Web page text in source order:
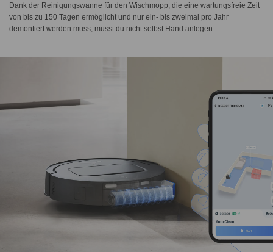
Dank der Reinigungswanne für den Wischmopp, die eine wartungsfreie Zeit
von bis zu 150 Tagen ermöglicht und nur ein- bis zweimal pro Jahr
demontiert werden muss, musst du nicht selbst Hand anlegen.